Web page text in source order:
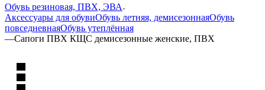
Обувь резиновая, ПВХ, ЭВА
Аксессуары для обувиОбувь летняя, демисезоннаяОбувь
повседневнаяОбувь утеплённая
—Сапоги ПВХ КЩС демисезонные женские, ПВХ